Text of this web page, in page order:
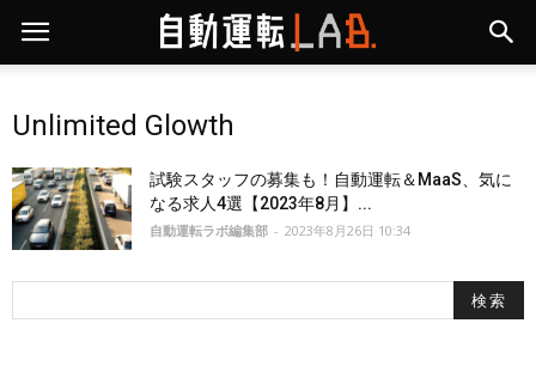
Unlimited Glowth
試験スタッフの募集も！自動運転＆MaaS、気に
なる求人4選【2023年8月】...
自動運転ラボ編集部 - 2023年8月26日 10:34